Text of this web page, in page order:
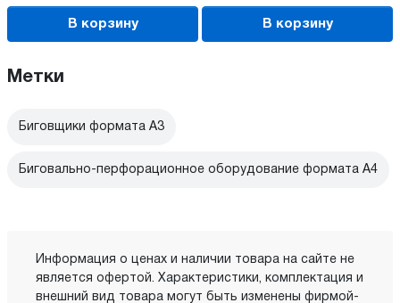
В корзину В корзину
Метки
Биговщики формата А3
Биговально-перфорационное оборудование формата А4
Информация о ценах и наличии товара на сайте не
является офертой. Характеристики, комплектация и
внешний вид товара могут быть изменены фирмой-